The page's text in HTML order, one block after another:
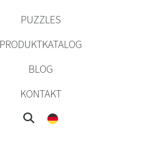
PUZZLES
PRODUKTKATALOG
BLOG
KONTAKT